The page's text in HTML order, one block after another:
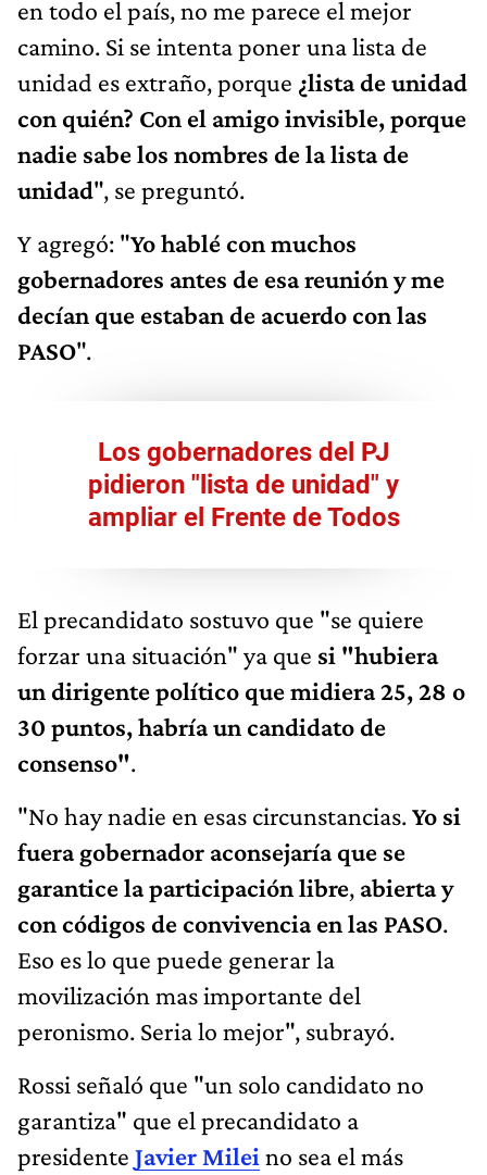
en todo el país, no me parece el mejor
camino. Si se intenta poner una lista de
unidad es extraño, porque ¿lista de unidad
con quién? Con el amigo invisible, porque
nadie sabe los nombres de la lista de
unidad", se preguntó.
Y agregó: "Yo hablé con muchos
gobernadores antes de esa reunión y me
decían que estaban de acuerdo con las
PASO".
Los gobernadores del PJ
pidieron "lista de unidad" y
ampliar el Frente de Todos
El precandidato sostuvo que "se quiere
forzar una situación" ya que si "hubiera
un dirigente político que midiera 25, 28 o
30 puntos, habría un candidato de
consenso".
"No hay nadie en esas circunstancias.Yo si
fuera gobernador aconsejaría que se
garantice la participación libre, abierta y
con códigos de convivencia en las PASO.
Eso es lo que puede generar la
movilización mas importante del
peronismo. Seria lo mejor", subrayó.
Rossi señaló que "un solo candidato no
garantiza" que el precandidato a
presidente Javier Milei no sea el más